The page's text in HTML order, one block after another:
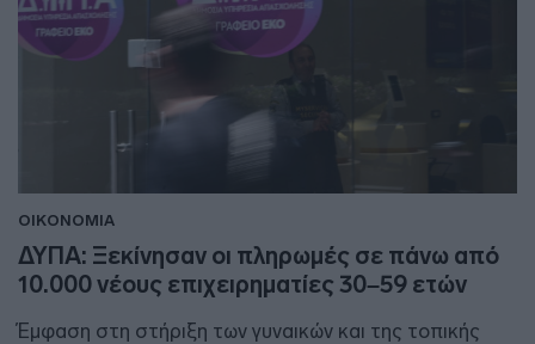
ΟΙΚΟΝΟΜΙΑ
ΔΥΠΑ: Ξεκίνησαν οι πληρωμές σε πάνω από
10.000 νέους επιχειρηματίες 30–59 ετών
Έμφαση στη στήριξη των γυναικών και της τοπικής